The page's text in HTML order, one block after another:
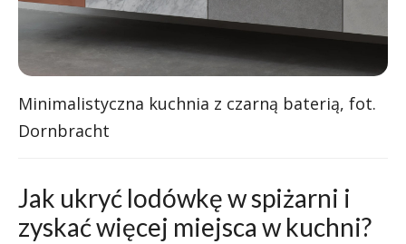
Minimalistyczna kuchnia z czarną baterią, fot.
Dornbracht
Jak ukryć lodówkę w spiżarni i
zyskać więcej miejsca w kuchni?